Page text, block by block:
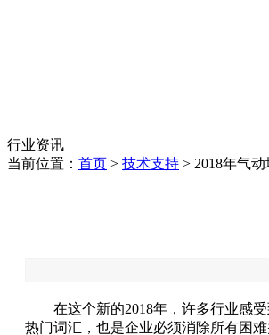
行业资讯
当前位置： 首页 > 技术支持 > 2018年气
在这个新的2018年，许多行业感
热门词汇，也是企业必须消除所有困难